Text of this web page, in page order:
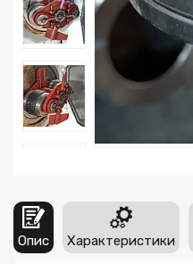
Опис Характеристики